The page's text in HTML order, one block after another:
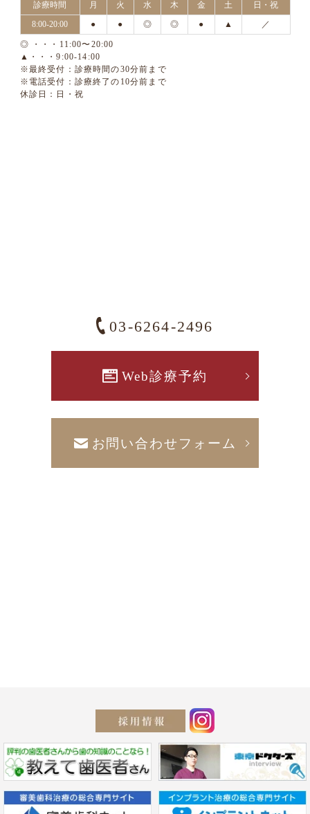
診療時間 月 火 水 木 金 土
日・祝
8:00-20:00
● ● ◎ ◎ ● ▲ ／
◎ ・・・11:00〜20:00
▲・・・9:00-14:00
※最終受付：診療時間の30分前まで
※電話受付：診療終了の10分前まで
休診日：日・祝
03-6264-2496
Web診療予約
お問い合わせフォーム